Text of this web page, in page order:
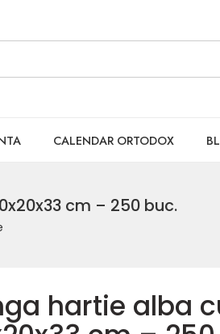
CALENDAR ORTODOX
cm – 250 buc.
hartie alba